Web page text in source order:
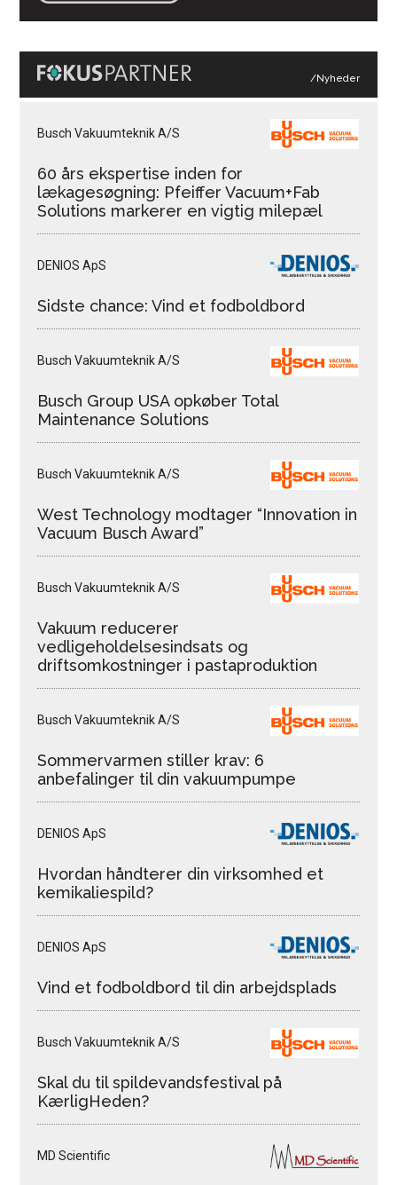
/Nyheder
Busch Vakuumteknik A/S
60 års ekspertise inden for
lækagesøgning: Pfeiffer Vacuum+Fab
Solutions markerer en vigtig milepæl
DENIOS ApS
Sidste chance: Vind et fodboldbord
Busch Vakuumteknik A/S
Busch Group USA opkøber Total
Maintenance Solutions
Busch Vakuumteknik A/S
West Technology modtager “Innovation in
Vacuum Busch Award”
Busch Vakuumteknik A/S
Vakuum reducerer
vedligeholdelsesindsats og
driftsomkostninger i pastaproduktion
Busch Vakuumteknik A/S
Sommervarmen stiller krav: 6
anbefalinger til din vakuumpumpe
DENIOS ApS
Hvordan håndterer din virksomhed et
kemikaliespild?
DENIOS ApS
Vind et fodboldbord til din arbejdsplads
Busch Vakuumteknik A/S
Skal du til spildevandsfestival på
KærligHeden?
MD Scientific